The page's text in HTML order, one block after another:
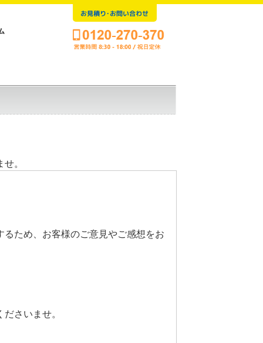
お見積り･お問い合わせ
。
ため、お客様のご意見やご感想をお
さいませ。